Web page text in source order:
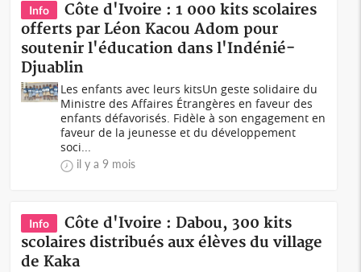
Info
Côte d'Ivoire : 1 000 kits scolaires
offerts par Léon Kacou Adom pour
soutenir l'éducation dans l'Indénié-
Djuablin
Les enfants avec leurs kitsUn geste solidaire du
Ministre des Affaires Étrangères en faveur des
enfants défavorisés. Fidèle à son engagement en
faveur de la jeunesse et du développement
soci...
il y a 9 mois
Info
Côte d'Ivoire : Dabou, 300 kits
scolaires distribués aux élèves du village
de Kaka